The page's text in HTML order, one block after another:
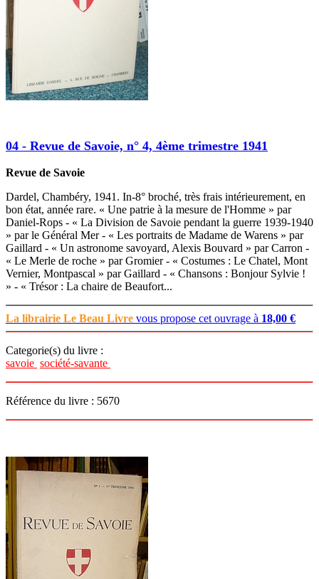
04 - Revue de Savoie, n° 4, 4ème trimestre 1941
Revue de Savoie
Dardel, Chambéry, 1941. In-8° broché, très frais intérieurement, en
bon état, année rare. « Une patrie à la mesure de l'Homme » par
Daniel-Rops - « La Division de Savoie pendant la guerre 1939-1940
» par le Général Mer - « Les portraits de Madame de Warens » par
Gaillard - « Un astronome savoyard, Alexis Bouvard » par Carron -
« Le Merle de roche » par Gromier - « Costumes : Le Chatel, Mont
Vernier, Montpascal » par Gaillard - « Chansons : Bonjour Sylvie !
» - « Trésor : La chaire de Beaufort...
La librairie Le Beau Livre vous propose cet ouvrage à 18,00 €
Categorie(s) du livre :
savoie société-savante
Référence du livre : 5670